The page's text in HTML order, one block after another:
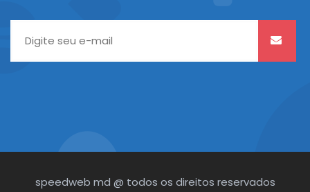
speedweb md @ todos os direitos reservados